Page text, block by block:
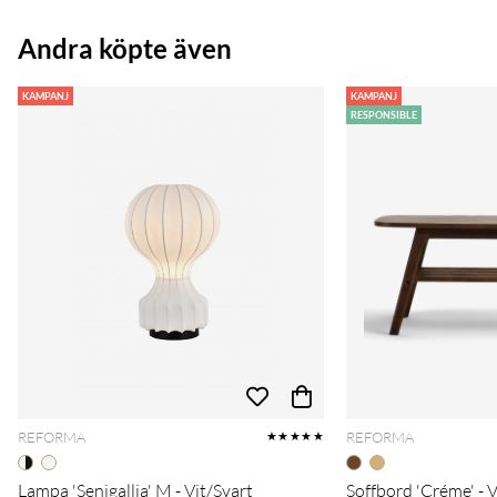
Andra köpte även
KAMPANJ
REFORMA ★★★★★
Lampa 'Senigallia' M - Vit/Svart
KAMPANJ
RESPONSIBLE
REFORMA
Soffbord 'Créme' -